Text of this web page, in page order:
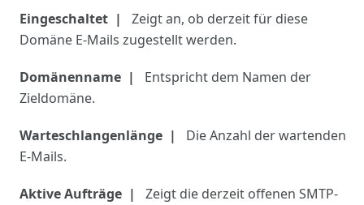
Eingeschaltet
Zeigt an, ob derzeit für diese
Domäne E-Mails zugestellt werden.
Domänenname
Entspricht dem Namen der
Zieldomäne.
Warteschlangenlänge
Die Anzahl der wartenden
E-Mails.
Aktive Aufträge
Zeigt die derzeit offenen SMTP-